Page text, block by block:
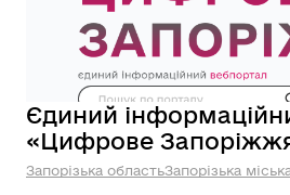
Єдиний
«Цифрове
Запорізька областьЗапорізька